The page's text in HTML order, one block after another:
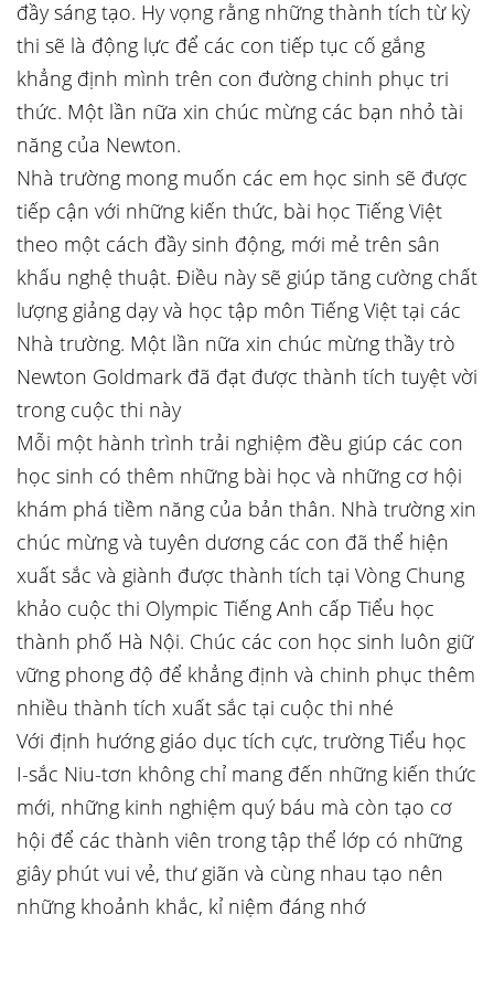
đầy sáng tạo. Hy vọng rằng những thành tích từ kỳ
thi sẽ là động lực để các con tiếp tục cố gắng
khẳng định mình trên con đường chinh phục tri
thức. Một lần nữa xin chúc mừng các bạn nhỏ tài
năng của Newton.
Nhà trường mong muốn các em học sinh sẽ được
tiếp cận với những kiến thức, bài học Tiếng Việt
theo một cách đầy sinh động, mới mẻ trên sân
khấu nghệ thuật. Điều này sẽ giúp tăng cường chất
lượng giảng dạy và học tập môn Tiếng Việt tại các
Nhà trường. Một lần nữa xin chúc mừng thầy trò
Newton Goldmark đã đạt được thành tích tuyệt vời
trong cuộc thi này
Mỗi một hành trình trải nghiệm đều giúp các con
học sinh có thêm những bài học và những cơ hội
khám phá tiềm năng của bản thân. Nhà trường xin
chúc mừng và tuyên dương các con đã thể hiện
xuất sắc và giành được thành tích tại Vòng Chung
khảo cuộc thi Olympic Tiếng Anh cấp Tiểu học
thành phố Hà Nội. Chúc các con học sinh luôn giữ
vững phong độ để khẳng định và chinh phục thêm
nhiều thành tích xuất sắc tại cuộc thi nhé
Với định hướng giáo dục tích cực, trường Tiểu học
I-sắc Niu-tơn không chỉ mang đến những kiến thức
mới, những kinh nghiệm quý báu mà còn tạo cơ
hội để các thành viên trong tập thể lớp có những
giây phút vui vẻ, thư giãn và cùng nhau tạo nên
những khoảnh khắc, kỉ niệm đáng nhớ